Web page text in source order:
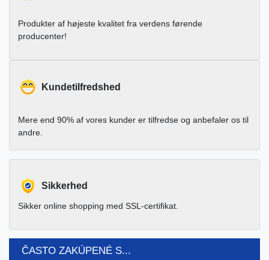
Produkter af højeste kvalitet fra verdens førende
producenter!
Kundetilfredshed
Mere end 90% af vores kunder er tilfredse og anbefaler os til
andre.
Sikkerhed
Sikker online shopping med SSL-certifikat.
ČASTO ZAKÚPENÉ S...